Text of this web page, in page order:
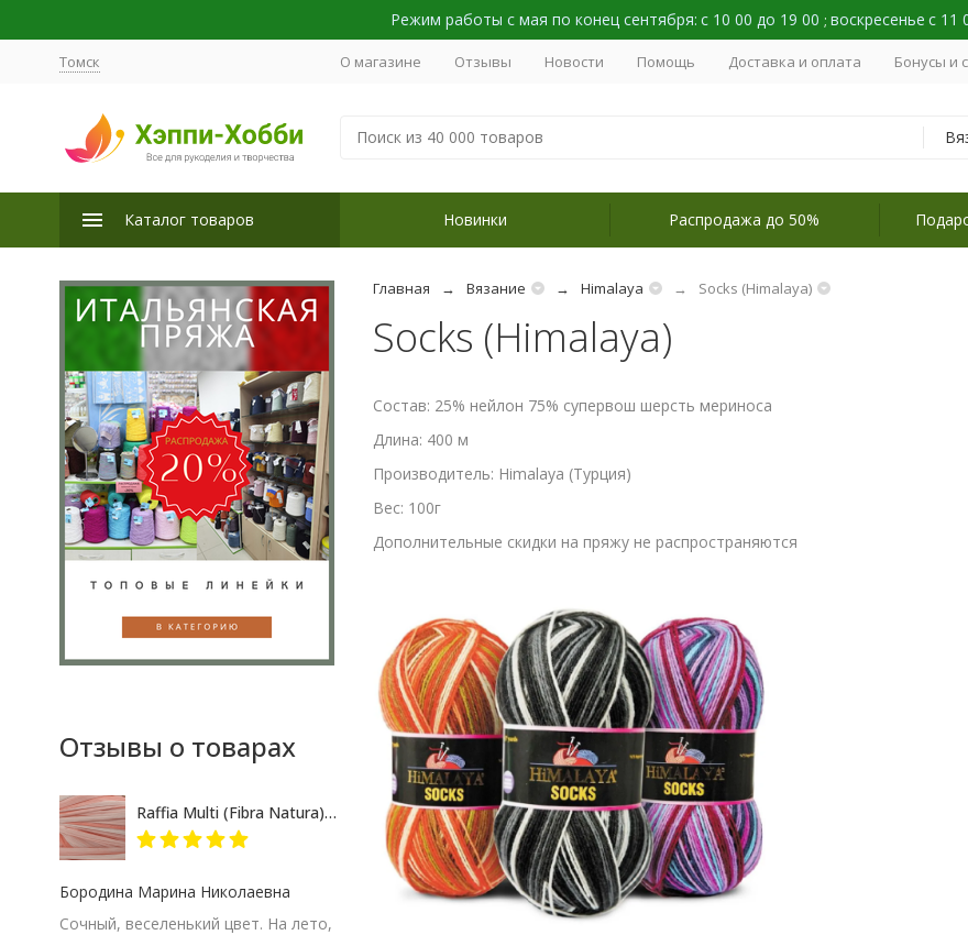
Режим работы с мая по конец сентября: с 10 00 до 19 00 ; воскресенье с 11
Томск О магазине Отзывы Новости Помощь Доставка и оплата Бонусы и
Каталог товаров Новинки Распродажа до 50%
Главная Вязание Himalaya Socks (Himalaya)
Socks (Himalaya)
Состав: 25% нейлон 75% супервош шерсть мериноса
Длина: 400 м
Производитель: Himalaya (Турция)
Вес: 100г
Дополнительные скидки на пряжу не распространяются
Отзывы о товарах
Raffia Multi (Fibra Natura) 117-17 розово-кремовый меланж, пряжа 35г
Бородина Марина Николаевна
Сочный, веселенький цвет. На лето,